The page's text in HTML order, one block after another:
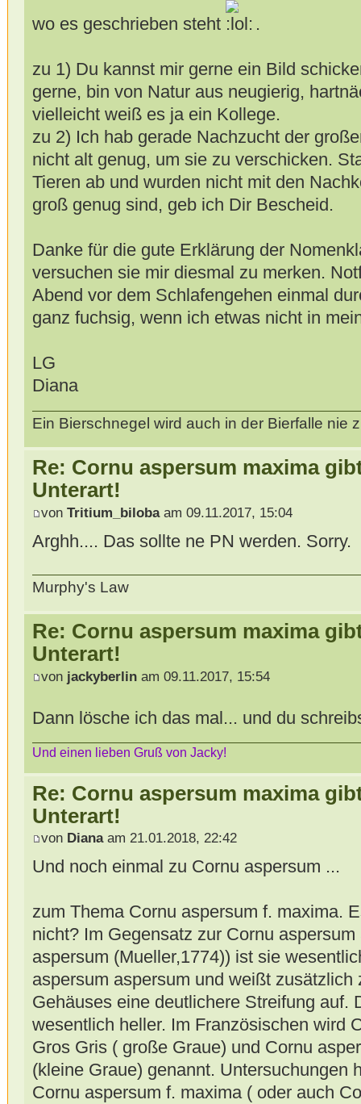
wo es geschrieben steht
.
zu 1) Du kannst mir gerne ein Bild
gerne, bin von Natur aus neugierig,
vielleicht weiß es ja ein Kollege.
zu 2) Ich hab gerade Nachzucht der
nicht alt genug, um sie zu verschicken.
Tieren ab und wurden nicht mit den
groß genug sind, geb ich Dir Bescheid.
Danke für die gute Erklärung der
versuchen sie mir diesmal zu merken.
Abend vor dem Schlafengehen einmal
ganz fuchsig, wenn ich etwas nicht in
LG
Diana
Ein Bierschnegel wird auch in der Bierfalle nie
Re: Cornu aspersum maxima
Unterart!
von Tritium_bilobaam 09.11.2017, 15:04
Arghh.... Das sollte ne PN werden. Sorry.
Murphy's Law
Re: Cornu aspersum maxima
Unterart!
von jackyberlinam 09.11.2017, 15:54
Dann lösche ich das mal... und du
Und einen lieben Gruß von Jacky!
Re: Cornu aspersum maxima
Unterart!
von Dianaam 21.01.2018, 22:42
Und noch einmal zu Cornu aspersum ...
zum Thema Cornu aspersum f. maxima.
nicht? Im Gegensatz zur Cornu
aspersum (Mueller,1774)) ist sie
aspersum aspersum und weißt zusätzlich
Gehäuses eine deutlichere Streifung auf.
wesentlich heller. Im Französischen wird
Gros Gris ( große Graue) und Cornu
(kleine Graue) genannt. Untersuchungen
Cornu aspersum f. maxima ( oder auch